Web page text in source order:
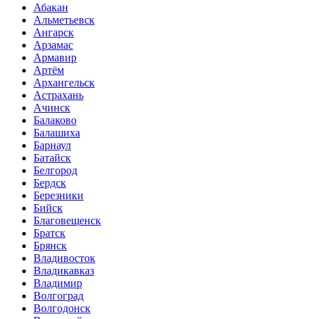
Абакан
Альметьевск
Ангарск
Арзамас
Армавир
Артём
Архангельск
Астрахань
Ачинск
Балаково
Балашиха
Барнаул
Батайск
Белгород
Бердск
Березники
Бийск
Благовещенск
Братск
Брянск
Владивосток
Владикавказ
Владимир
Волгоград
Волгодонск